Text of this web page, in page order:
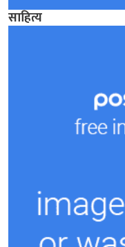
साहित्य